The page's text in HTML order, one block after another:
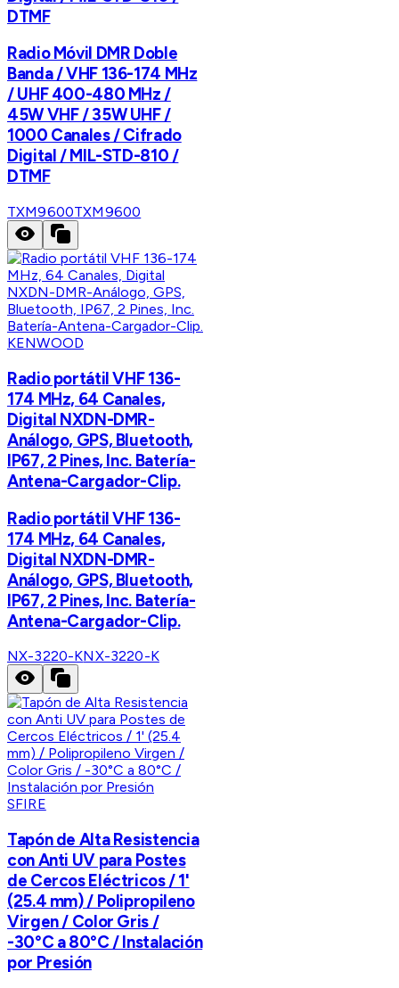
DTMF
Radio Móvil DMR Doble
Banda / VHF 136-174 MHz
/ UHF 400-480 MHz /
45W VHF / 35W UHF /
1000 Canales / Cifrado
Digital / MIL-STD-810 /
DTMF
TXM9600TXM9600
KENWOOD
Radio portátil VHF 136-
174 MHz, 64 Canales,
Digital NXDN-DMR-
Análogo, GPS, Bluetooth,
IP67, 2 Pines, Inc. Batería-
Antena-Cargador-Clip.
Radio portátil VHF 136-
174 MHz, 64 Canales,
Digital NXDN-DMR-
Análogo, GPS, Bluetooth,
IP67, 2 Pines, Inc. Batería-
Antena-Cargador-Clip.
NX-3220-KNX-3220-K
SFIRE
Tapón de Alta Resistencia
con Anti UV para Postes
de Cercos Eléctricos / 1'
(25.4 mm) / Polipropileno
Virgen / Color Gris /
-30°C a 80°C / Instalación
por Presión